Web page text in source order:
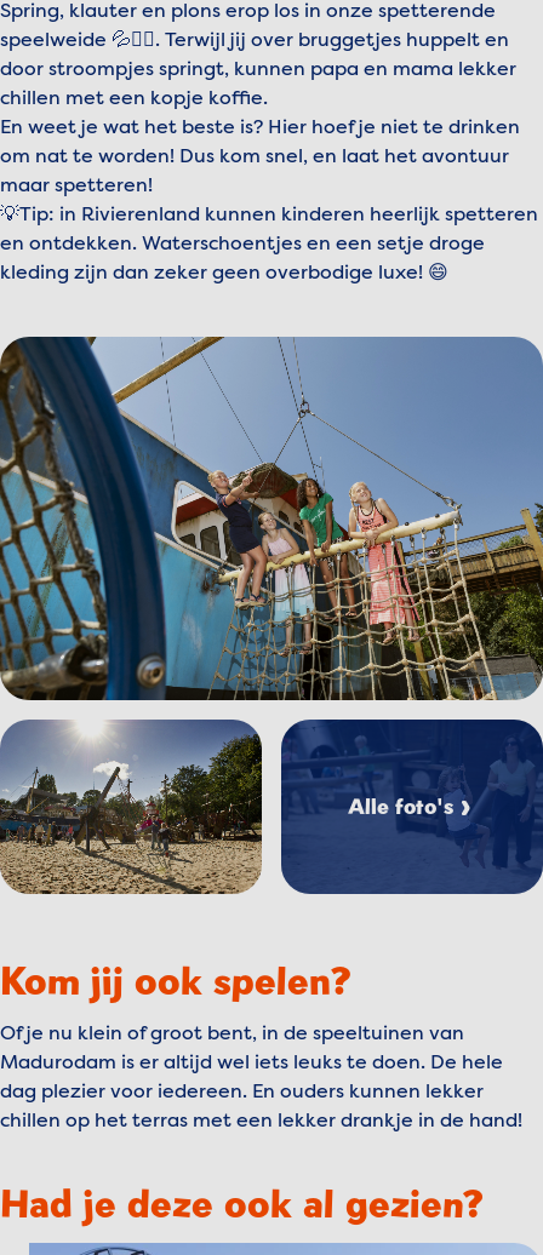
Spring, klauter en plons erop los in onze spetterende
speelweide 💦🤸‍♂️. Terwijl jij over bruggetjes huppelt en
door stroompjes springt, kunnen papa en mama lekker
chillen met een kopje koffie.
En weet je wat het beste is? Hier hoef je niet te drinken
om nat te worden! Dus kom snel, en laat het avontuur
maar spetteren!
💡Tip: in Rivierenland kunnen kinderen heerlijk spetteren
en ontdekken. Waterschoentjes en een setje droge
kleding zijn dan zeker geen overbodige luxe! 😄
Bekijk afbeelding
Bekijk afbeelding Speeltuin%20Waddenzee%20-
Bekijk afbeelding
Alle foto's
Kom jij ook spelen?
Of je nu klein of groot bent, in de speeltuinen van
Madurodam is er altijd wel iets leuks te doen. De hele
dag plezier voor iedereen. En ouders kunnen lekker
chillen op het terras met een lekker drankje in de hand!
Had je deze ook al gezien?